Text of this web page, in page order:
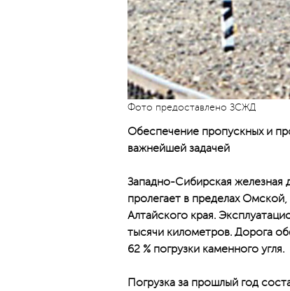
Фото предоставлено ЗСЖД
Обеспечение пропускных и
важнейшей задачей
Западно-Сибирская железная
пролегает в пределах
Алтайского края.
тысячи километров. Дорога
62 % погрузки каменного угля.
Погрузка за прошлый год